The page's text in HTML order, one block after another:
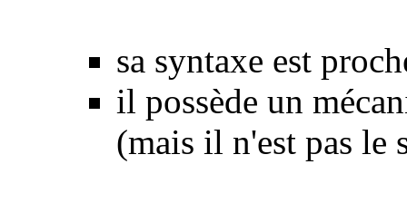
sa syntaxe est
il possède un
(mais il n'est pas le